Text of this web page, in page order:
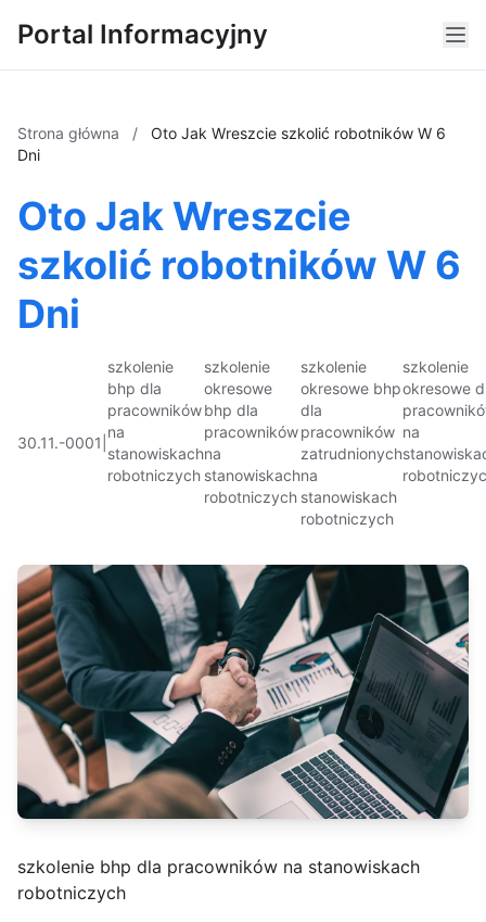
Portal Informacyjny
Strona główna /
Oto Jak Wreszcie szkolić robotników W 6
Dni
Oto Jak Wreszcie
szkolić robotników W 6
Dni
30.11.-0001
szkolenie
bhp dla
pracowników
na
stanowiskach
robotniczych
szkolenie
okresowe
bhp dla
pracowników
na
stanowiskach
robotniczych
szkolenie
okresowe bhp
dla
pracowników
zatrudnionych
na
stanowiskach
robotniczych
szkolenie
okresowe
na
szkolenie bhp dla pracowników na stanowiskach
robotniczych